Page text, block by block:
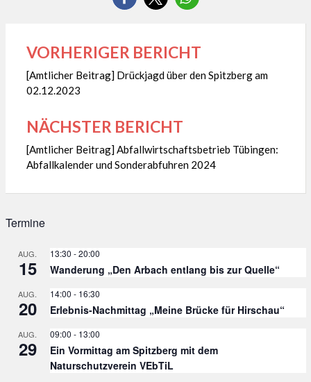
Beitragsnavigation
VORHERIGER BERICHT
[Amtlicher Beitrag] Drückjagd über den Spitzberg am
02.12.2023
NÄCHSTER BERICHT
[Amtlicher Beitrag] Abfallwirtschaftsbetrieb Tübingen:
Abfallkalender und Sonderabfuhren 2024
Termine
AUG.
15
13:30 -20:00
Wanderung „Den Arbach entlang bis zur Quelle“
AUG.
20
14:00 - 16:30
Erlebnis-Nachmittag „Meine Brücke für Hirschau“
AUG.
29
09:00 - 13:00
Ein Vormittag am Spitzberg mit dem
Naturschutzverein VEbTiL